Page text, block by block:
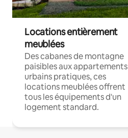
Locations entièrement
meublées
Des cabanes de montagne
paisibles aux appartements
urbains pratiques, ces
locations meublées offrent
tous les équipements d'un
logement standard.